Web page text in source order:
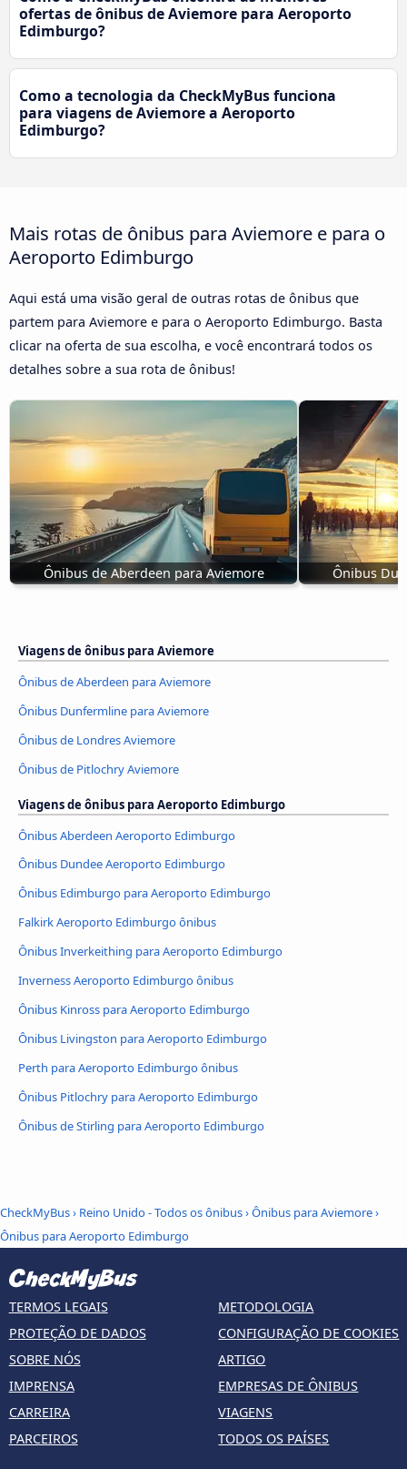
ofertas de ônibus de Aviemore para Aeroporto
Edimburgo?
Como a tecnologia da CheckMyBus funciona
para viagens de Aviemore a Aeroporto
Edimburgo?
Mais rotas de ônibus para Aviemore e para o
Aeroporto Edimburgo
Aqui está uma visão geral de outras rotas de ônibus que
partem para Aviemore e para o Aeroporto Edimburgo. Basta
clicar na oferta de sua escolha, e você encontrará todos os
detalhes sobre a sua rota de ônibus!
Ônibus de Aberdeen para Aviemore Ônibus
Viagens de ônibus para Aviemore
Ônibus de Aberdeen para Aviemore
Ônibus Dunfermline para Aviemore
Ônibus de Londres Aviemore
Ônibus de Pitlochry Aviemore
Viagens de ônibus para Aeroporto Edimburgo
Ônibus Aberdeen Aeroporto Edimburgo
Ônibus Dundee Aeroporto Edimburgo
Ônibus Edimburgo para Aeroporto Edimburgo
Falkirk Aeroporto Edimburgo ônibus
Ônibus Inverkeithing para Aeroporto Edimburgo
Inverness Aeroporto Edimburgo ônibus
Ônibus Kinross para Aeroporto Edimburgo
Ônibus Livingston para Aeroporto Edimburgo
Perth para Aeroporto Edimburgo ônibus
Ônibus Pitlochry para Aeroporto Edimburgo
Ônibus de Stirling para Aeroporto Edimburgo
CheckMyBus› Reino Unido - Todos os ônibus›Ônibus para Aviemore›
Ônibus para Aeroporto Edimburgo
TERMOS LEGAIS
PROTEÇÃO DE DADOS
SOBRE NÓS
IMPRENSA
CARREIRA
PARCEIROS
METODOLOGIA
CONFIGURAÇÃO DE COOKIES
ARTIGO
EMPRESAS DE ÔNIBUS
VIAGENS
TODOS OS PAÍSES